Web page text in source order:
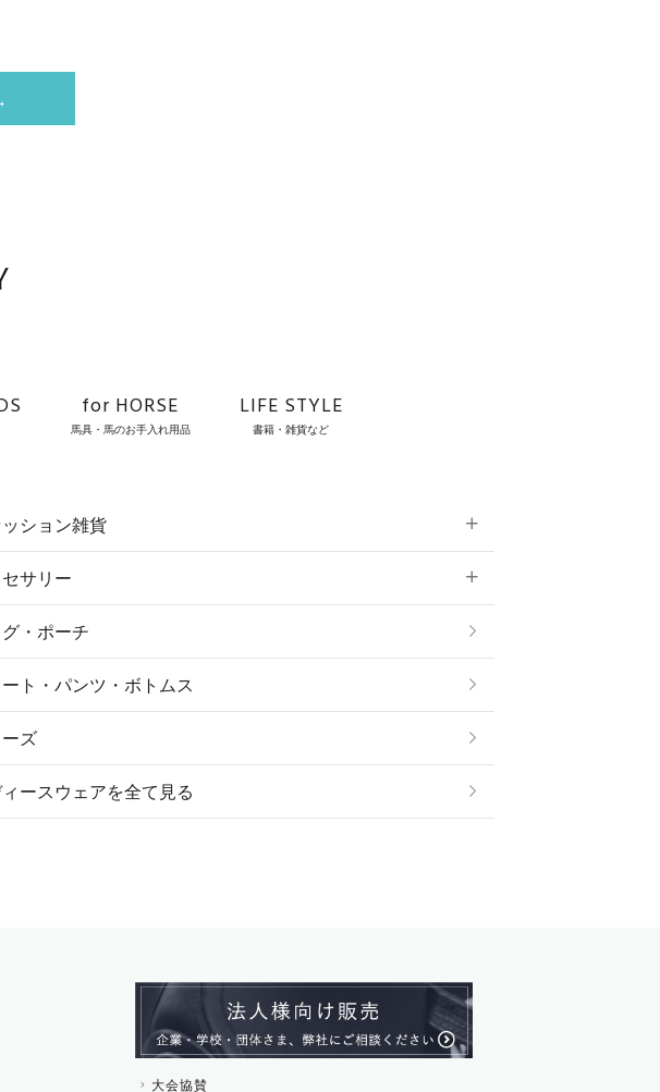
for HORSE
馬具・馬のお手入れ用品
LIFE STYLE
書籍・雑貨など
ション雑貨
べてのファッション雑貨
ックス
ルト
ーホルダー・チャーム・ストラップ
の他 ファッション雑貨
サリー
べてのアクセサリー
ング
アス・イヤリング
の他 アクセサリー
・ポーチ
ト・パンツ・ボトムス
ズ
ィースウェアを全て見る
大会協賛